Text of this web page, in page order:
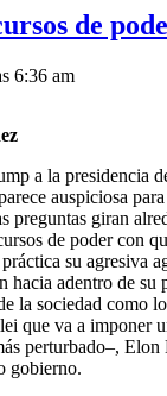
de
6:36 am
a la presidencia
auspiciosa
preguntas giran
de poder con
su agresiva
hacia adentro de su
la sociedad como
que va a imponer
perturbado–, Elon
gobierno.